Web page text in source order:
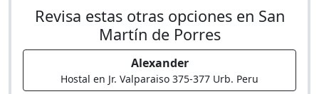
Revisa estas otras opciones en San
Martín de Porres
Alexander
Hostal en Jr. Valparaiso 375-377 Urb. Peru